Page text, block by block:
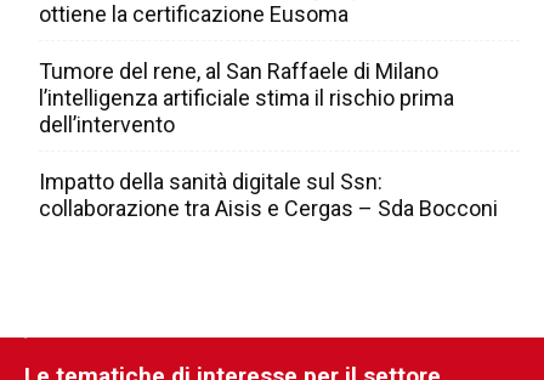
ottiene la certificazione Eusoma
Tumore del rene, al San Raffaele di Milano
l’intelligenza artificiale stima il rischio prima
dell’intervento
Impatto della sanità digitale sul Ssn:
collaborazione tra Aisis e Cergas – Sda Bocconi